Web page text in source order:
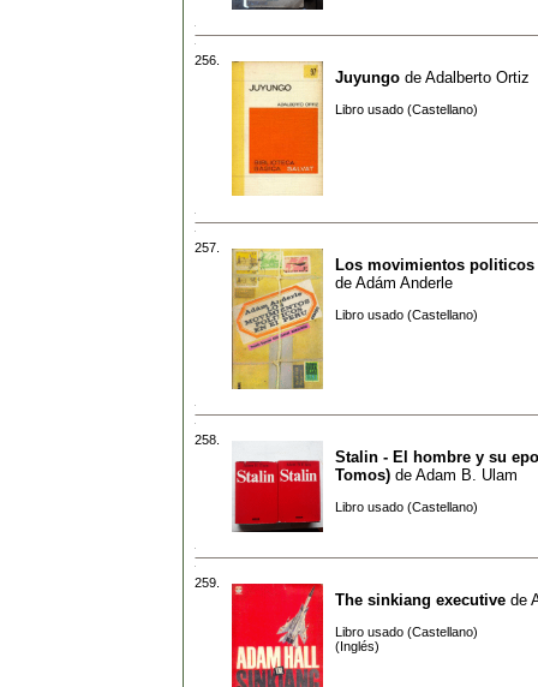
256.
Juyungo de Adalberto Ortiz
Libro usado (Castellano)
257.
Los movimientos politicos
de Adám Anderle
Libro usado (Castellano)
258.
Stalin - El hombre y su
Tomos) de Adam B. Ulam
Libro usado (Castellano)
259.
The sinkiang executive de
Libro usado (Castellano)
(Inglés)